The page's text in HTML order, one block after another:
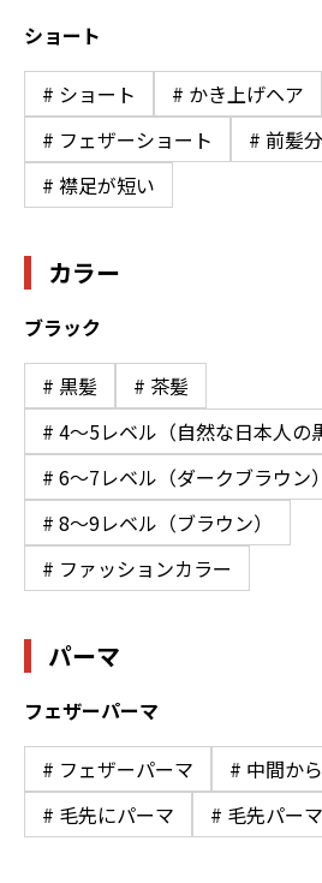
ショート
# ショート
# かき上げヘア
# フェザーショート
# 前髪
# 襟足が短い
カラー
ブラック
# 黒髪
# 茶髪
# 4〜5レベル（自然な日本人の
# 6〜7レベル（ダークブラウン）
# 8〜9レベル（ブラウン）
# ファッションカラー
パーマ
フェザーパーマ
# フェザーパーマ
# 中間か
# 毛先にパーマ
# 毛先パーマ